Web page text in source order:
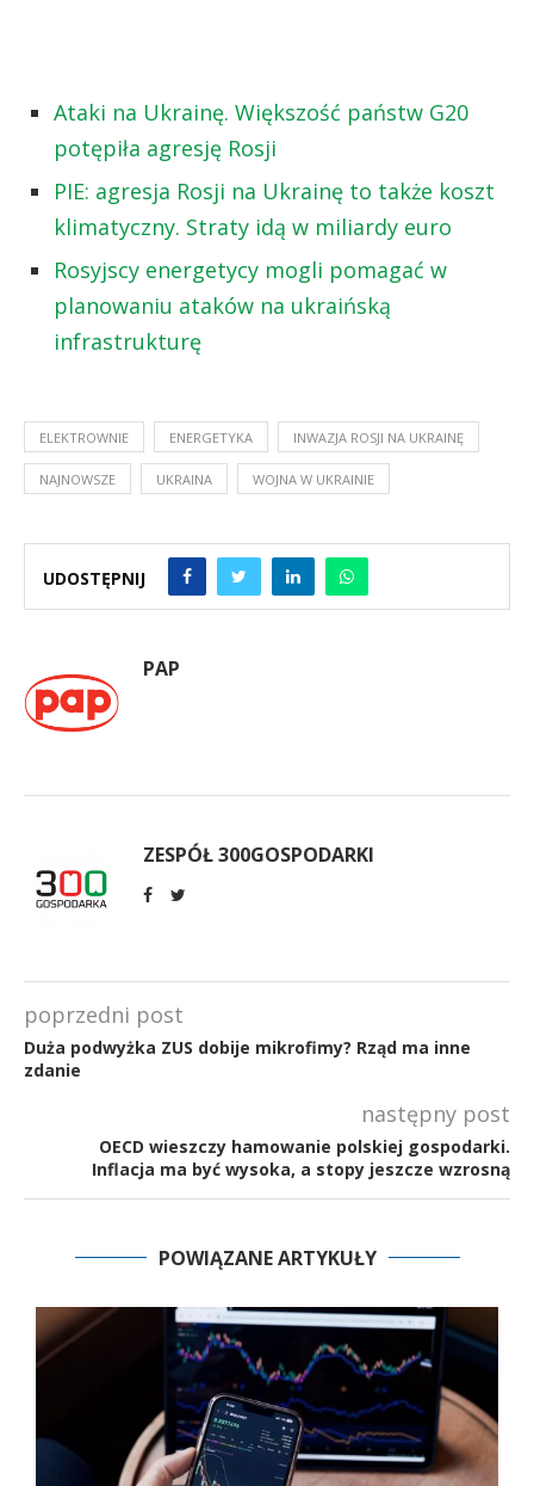
Ataki na Ukrainę. Większość państw G20
potępiła agresję Rosji
PIE: agresja Rosji na Ukrainę to także koszt
klimatyczny. Straty idą w miliardy euro
Rosyjscy energetycy mogli pomagać w
planowaniu ataków na ukraińską
infrastrukturę
ELEKTROWNIE ENERGETYKA INWAZJA ROSJI NA UKRAINĘ
NAJNOWSZE UKRAINA WOJNA W UKRAINIE
UDOSTĘPNIJ
PAP
ZESPÓŁ 300GOSPODARKI
poprzedni post
Duża podwyżka ZUS dobije mikrofimy? Rząd ma inne
zdanie
następny post
OECD wieszczy hamowanie polskiej gospodarki.
Inflacja ma być wysoka, a stopy jeszcze wzrosną
POWIĄZANE ARTYKUŁY